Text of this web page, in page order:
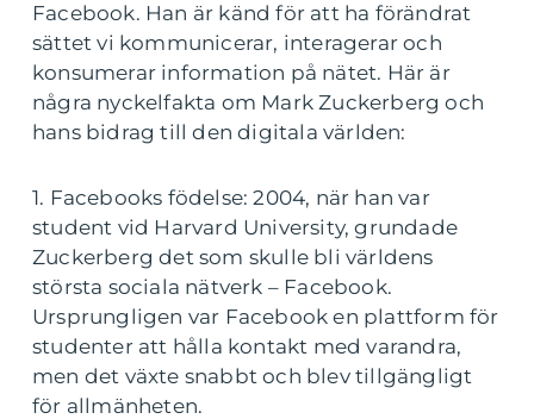
Facebook. Han är känd för att ha förändrat
sättet vi kommunicerar, interagerar och
konsumerar information på nätet. Här är
några nyckelfakta om Mark Zuckerberg och
hans bidrag till den digitala världen:
1. Facebooks födelse: 2004, när han var
student vid Harvard University, grundade
Zuckerberg det som skulle bli världens
största sociala nätverk – Facebook.
Ursprungligen var Facebook en plattform för
studenter att hålla kontakt med varandra,
men det växte snabbt och blev tillgängligt
för allmänheten.